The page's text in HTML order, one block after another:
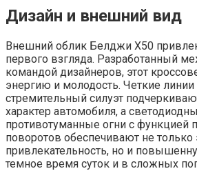
Дизайн и внешний вид
Внешний облик Белджи X50
первого взгляда. Разработанный
командой дизайнеров, этот
энергию и молодость. Четкие линии
стремительный силуэт
характер автомобиля, а
противотуманные огни с функцией
поворотов обеспечивают не только
привлекательность, но и
темное время суток и в сложных